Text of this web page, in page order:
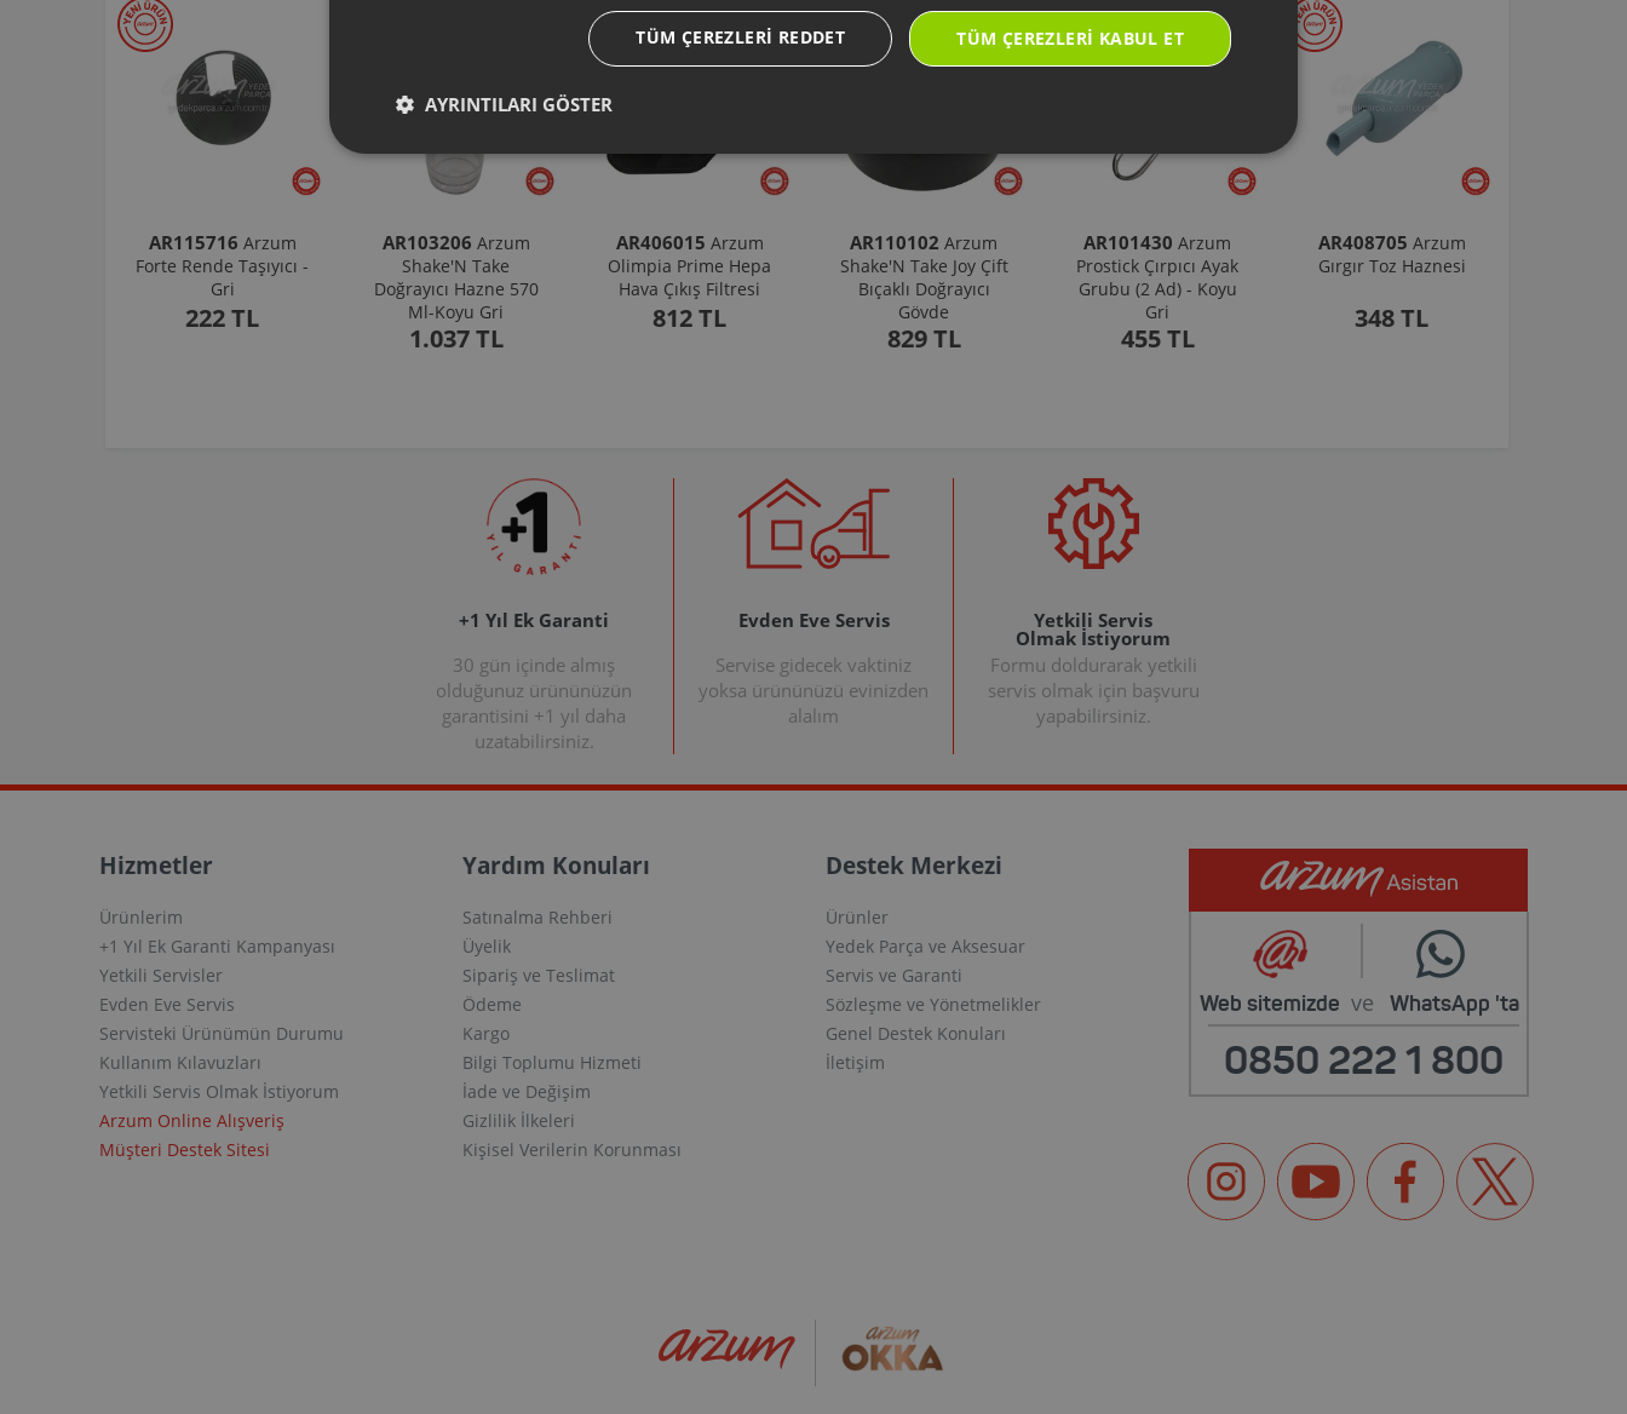
AR115716 Arzum
Forte Rende Taşıyıcı -
Gri
222 TL
AR103206 Arzum
Shake'N Take
Doğrayıcı Hazne 570
Ml-Koyu Gri
1.037 TL
AR406015 Arzum
Olimpia Prime Hepa
Hava Çıkış Filtresi
812 TL
AR110102 Arzum
Shake'N Take Joy Çift
Bıçaklı Doğrayıcı
Gövde
829 TL
AR101430 Arzum
Prostick Çırpıcı Ayak
Grubu (2 Ad) - Koyu
Gri
455 TL
AR408705 Arzum
Gırgır Toz Haznesi
348 TL
+1 Yıl Ek Garanti
30 gün içinde almış
olduğunuz ürününüzün
garantisini +1 yıl daha
uzatabilirsiniz.
Evden Eve Servis
Servise gidecek vaktiniz
yoksa ürününüzü evinizden
alalım
Yetkili Servis
Olmak İstiyorum
Formu doldurarak yetkili
servis olmak için başvuru
yapabilirsiniz.
Hizmetler
Ürünlerim
+1 Yıl Ek Garanti Kampanyası
Yetkili Servisler
Evden Eve Servis
Servisteki Ürünümün Durumu
Kullanım Kılavuzları
Yetkili Servis Olmak İstiyorum
Arzum Online Alışveriş
Müşteri Destek Sitesi
Yardım Konuları
Satınalma Rehberi
Üyelik
Sipariş ve Teslimat
Ödeme
Kargo
Bilgi Toplumu Hizmeti
İade ve Değişim
Gizlilik İlkeleri
Kişisel Verilerin Korunması
Destek Merkezi
Ürünler
Yedek Parça ve Aksesuar
Servis ve Garanti
Sözleşme ve Yönetmelikler
Genel Destek Konuları
İletişim
Web sitemizde ve WhatsApp 'ta
0850 222 1 800
TÜM ÇEREZLERI KABUL ET
TÜM ÇEREZLERI REDDET
AYRINTILARI GÖSTER